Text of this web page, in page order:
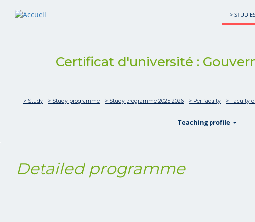
> STUDIES
Certificat d'université :
> Study > Study programme > Study programme 2025-2026 > Per faculty > Faculty
Teaching profile
Detailed programme